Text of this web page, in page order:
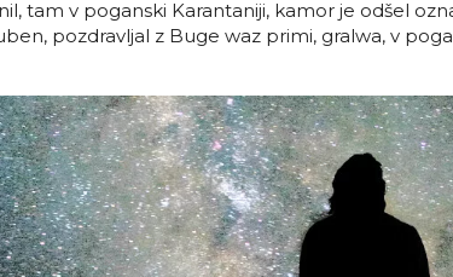
tam v poganski Karantaniji, kamor je odšel
pozdravljal z Buge waz primi, gralwa, v